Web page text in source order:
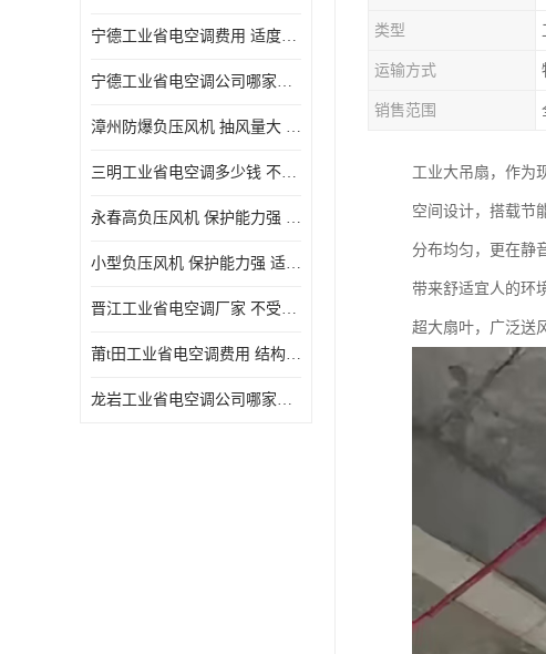
宁德工业省电空调费用 适度较高 节省占用空间
宁德工业省电空调公司哪家好 适度较高 结构紧凑 美观
漳州防爆负压风机 抽风量大 通风降温效果好
三明工业省电空调多少钱 不受管长限制 保持空气湿润
永春高负压风机 保护能力强 体积大 风道大
小型负压风机 保护能力强 适用面积广
晋江工业省电空调厂家 不受管长限制 节省占用空间
莆t田工业省电空调费用 结构紧凑 美观 能耗低 噪音小
龙岩工业省电空调公司哪家好 适应性强 维护简单
类型
运输方式
销售范围
工业大吊扇，作为
空间设计，搭载节
分布均匀，更在静
带来舒适宜人的环
超大扇叶，广泛送